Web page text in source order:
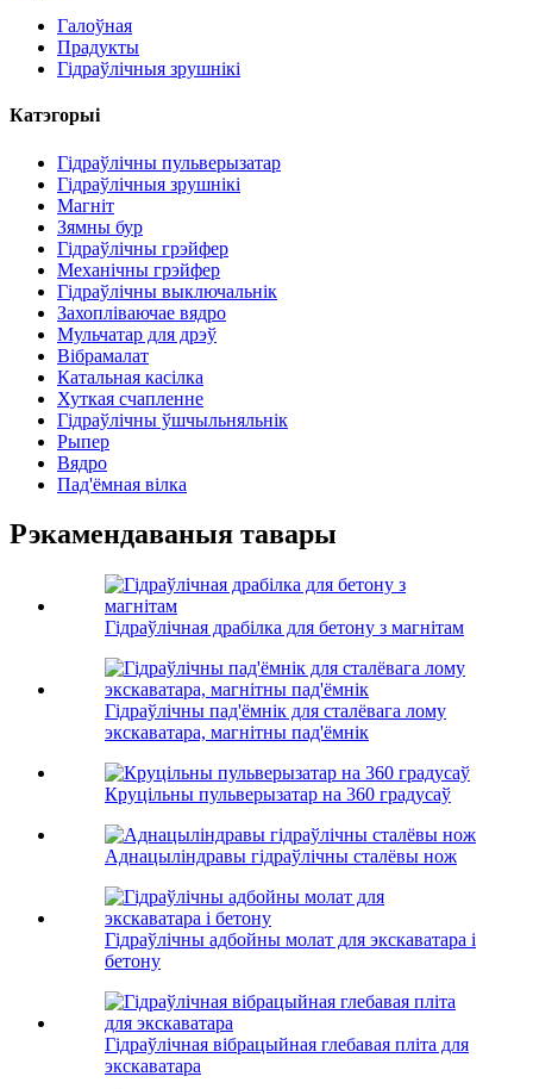
Галоўная
Прадукты
Гідраўлічныя зрушнікі
Катэгорыі
Гідраўлічны пульверызатар
Гідраўлічныя зрушнікі
Магніт
Зямны бур
Гідраўлічны грэйфер
Механічны грэйфер
Гідраўлічны выключальнік
Захопліваючае вядро
Мульчатар для дрэў
Вібрамалат
Катальная касілка
Хуткая счапленне
Гідраўлічны ўшчыльняльнік
Рыпер
Вядро
Пад'ёмная вілка
Рэкамендаваныя тавары
Гідраўлічная драбілка для бетону з магнітам
Гідраўлічны пад'ёмнік для сталёвага лому
экскаватара, магнітны пад'ёмнік
Круцільны пульверызатар на 360 градусаў
Аднацыліндравы гідраўлічны сталёвы нож
Гідраўлічны адбойны молат для экскаватара і
бетону
Гідраўлічная вібрацыйная глебавая пліта для
экскаватара